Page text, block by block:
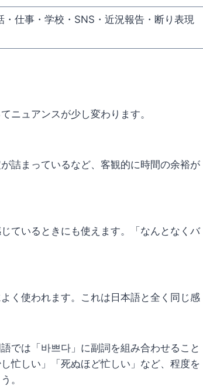
・仕事・学校・SNS・近況報告・断り表現
ニュアンスが少し変わります。
詰まっているなど、客観的に時間の余裕が
ているときにも使えます。「なんとなくバ
く使われます。これは日本語と全く同じ感
では「바쁘다」に副詞を組み合わせること
忙しい」「死ぬほど忙しい」など、程度を
。